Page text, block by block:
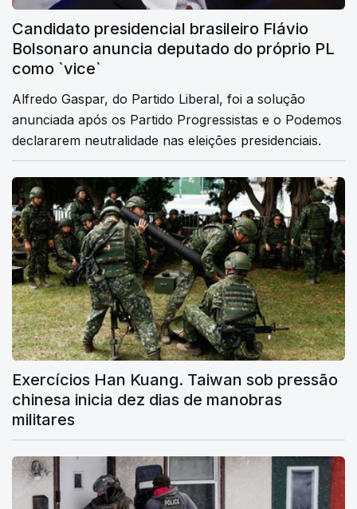
Candidato presidencial brasileiro Flávio
Bolsonaro anuncia deputado do próprio PL
como `vice`
Alfredo Gaspar, do Partido Liberal, foi a solução
anunciada após os Partido Progressistas e o Podemos
declararem neutralidade nas eleições presidenciais.
Exercícios Han Kuang. Taiwan sob pressão
chinesa inicia dez dias de manobras
militares